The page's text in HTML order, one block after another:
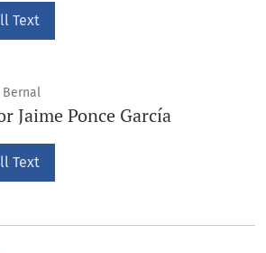
Text
Bernal
Jaime Ponce García
Text